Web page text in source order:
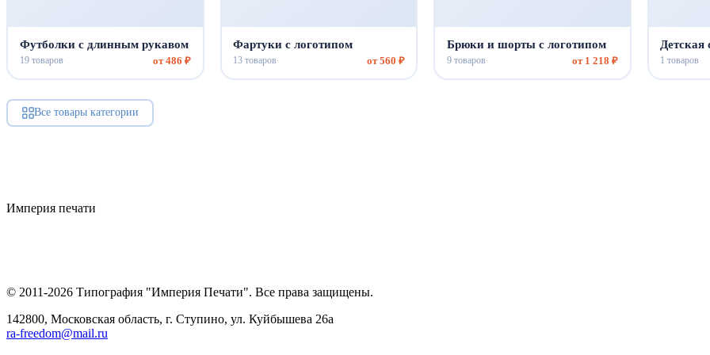
Футболки с длинным рукавом
19 товаров· от 486 ₽
Фартуки с логотипом
13 товаров· от 560 ₽
Брюки и шорты с логотипом
9 товаров· от 1 218 ₽
Детская
1 товаров·
Все товары категории
Империя печати
© 2011-2026 Типография "Империя Печати". Все права защищены.
142800, Московская область, г. Ступино, ул. Куйбышева 26а
ra-freedom@mail.ru